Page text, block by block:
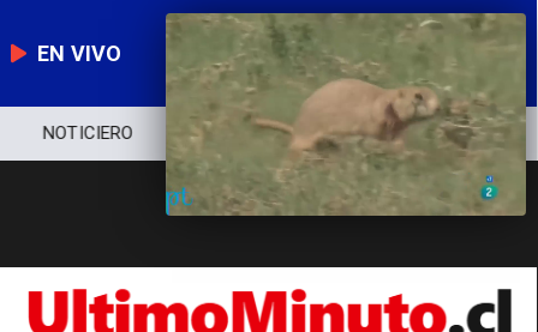
EN VIVO
NOTICIERO POLÍTICA ECONOMÍA